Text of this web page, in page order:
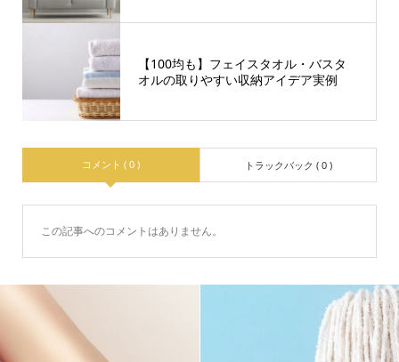
【100均も】フェイスタオル・バスタ
オルの取りやすい収納アイデア実例
コメント ( 0 ) トラックバック ( 0 )
この記事へのコメントはありません。